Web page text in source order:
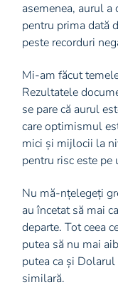
asemenea, aurul
pentru prima dată
peste recorduri
Mi-am făcut
Rezultatele
se pare că aurul
care optimismul
mici și mijlocii la
pentru risc este pe
Nu mă-nțelegeți
au încetat să mai
departe. Tot ceea
putea să nu mai
putea ca și
similară.